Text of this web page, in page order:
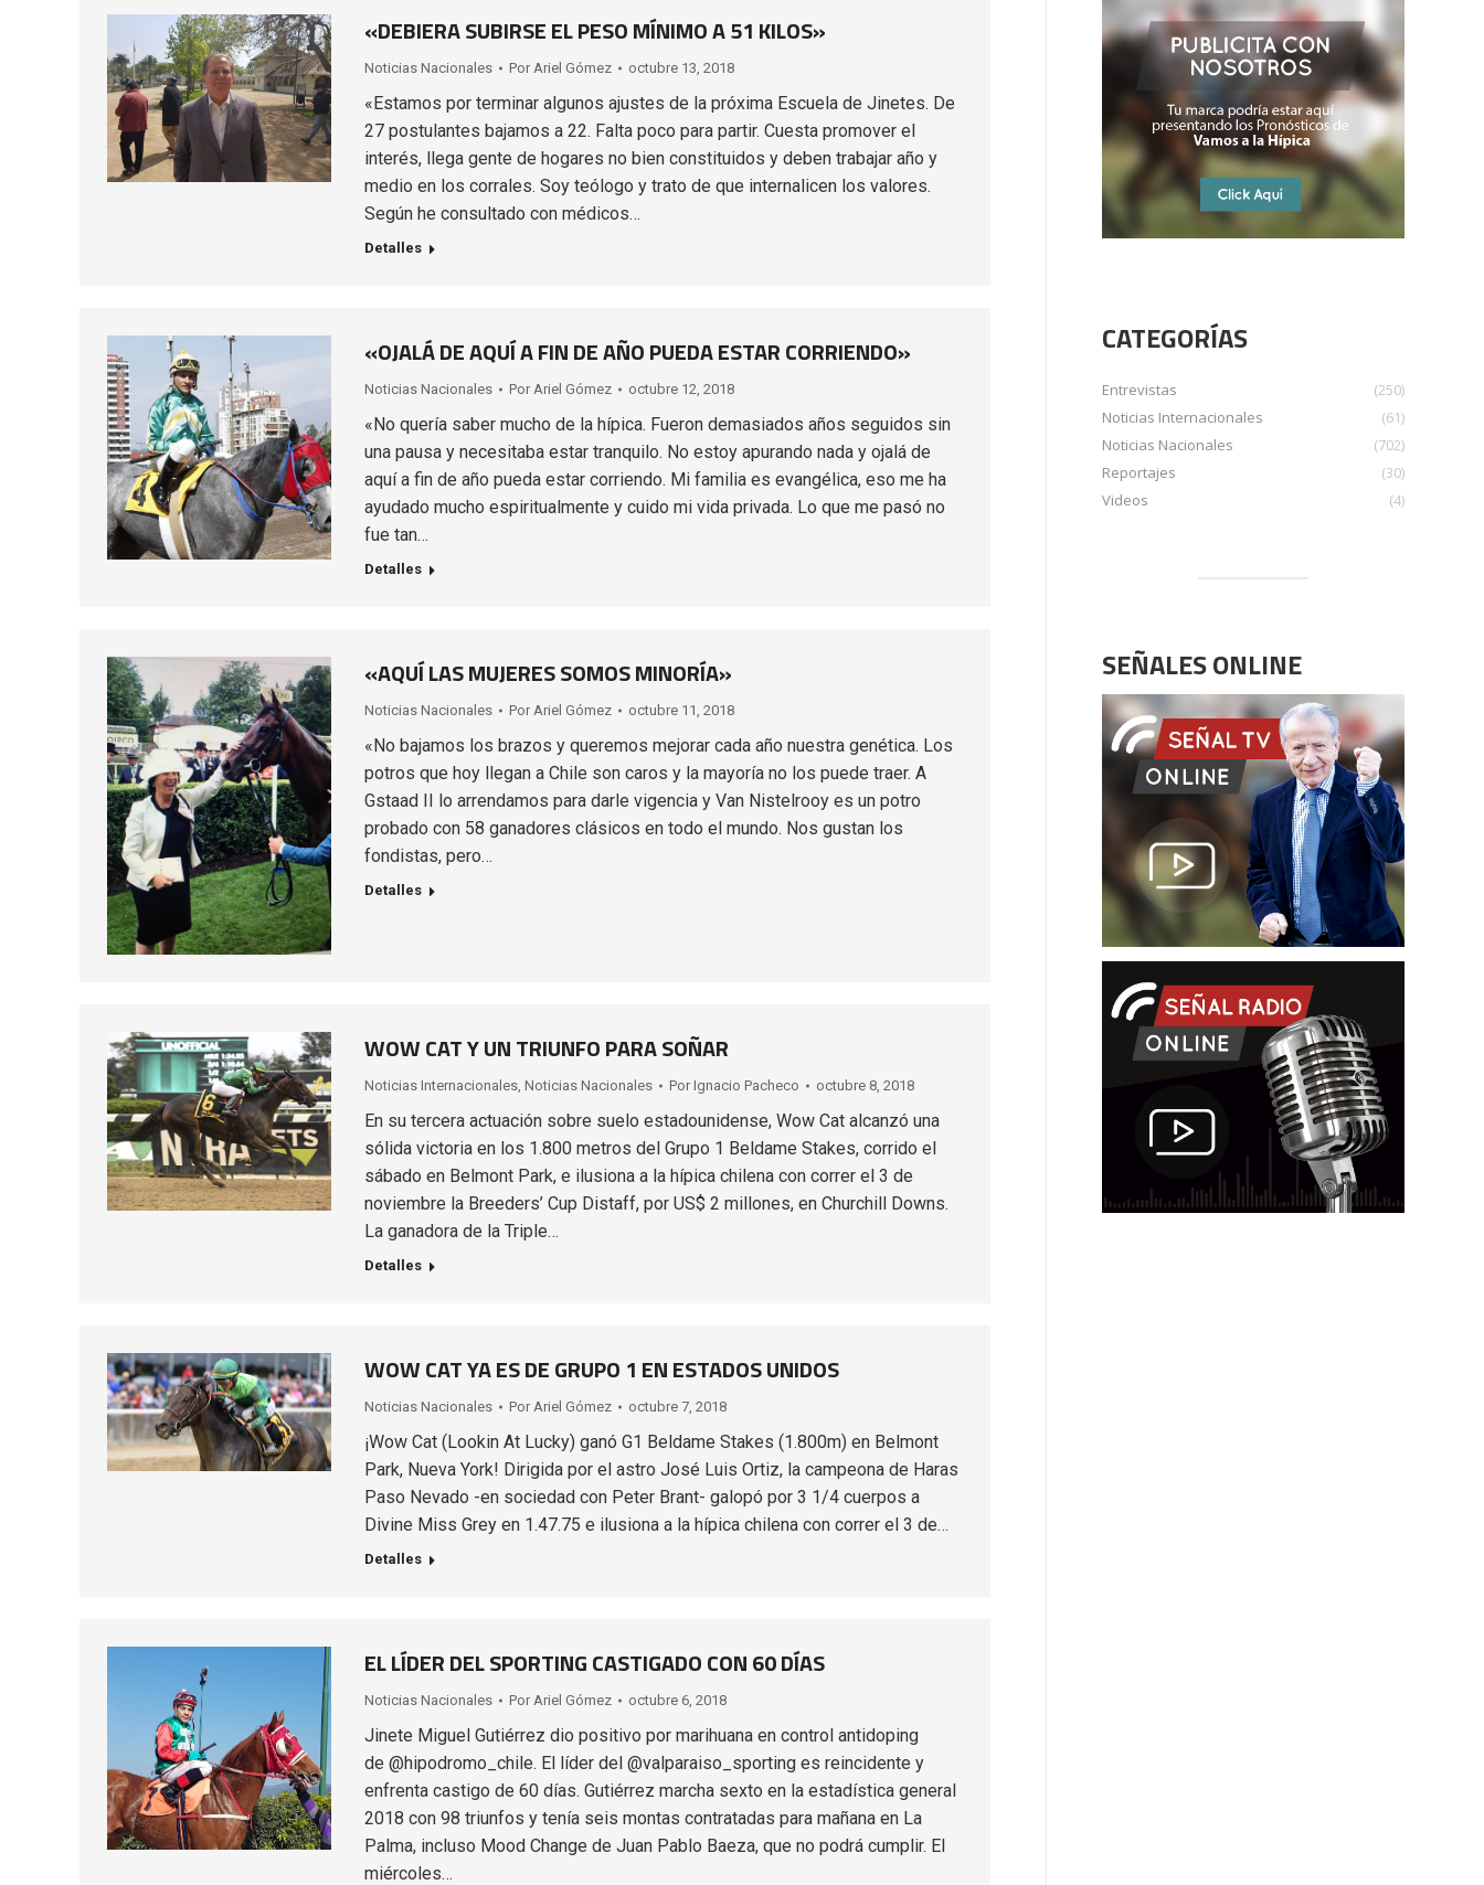
«DEBIERA SUBIRSE EL PESO MÍNIMO A 51 KILOS»
Noticias Nacionales Por Ariel Gómez octubre 13, 2018
«Estamos por terminar algunos ajustes de la próxima Escuela de Jinetes. De
27 postulantes bajamos a 22. Falta poco para partir. Cuesta promover el
interés, llega gente de hogares no bien constituidos y deben trabajar año y
medio en los corrales. Soy teólogo y trato de que internalicen los valores.
Según he consultado con médicos…
Detalles
«OJALÁ DE AQUÍ A FIN DE AÑO PUEDA ESTAR CORRIENDO»
Noticias Nacionales Por Ariel Gómez octubre 12, 2018
«No quería saber mucho de la hípica. Fueron demasiados años seguidos sin
una pausa y necesitaba estar tranquilo. No estoy apurando nada y ojalá de
aquí a fin de año pueda estar corriendo. Mi familia es evangélica, eso me ha
ayudado mucho espiritualmente y cuido mi vida privada. Lo que me pasó no
fue tan…
Detalles
«AQUÍ LAS MUJERES SOMOS MINORÍA»
Noticias Nacionales Por Ariel Gómez octubre 11, 2018
«No bajamos los brazos y queremos mejorar cada año nuestra genética. Los
potros que hoy llegan a Chile son caros y la mayoría no los puede traer. A
Gstaad II lo arrendamos para darle vigencia y Van Nistelrooy es un potro
probado con 58 ganadores clásicos en todo el mundo. Nos gustan los
fondistas, pero…
Detalles
WOW CAT Y UN TRIUNFO PARA SOÑAR
Noticias Internacionales, Noticias Nacionales Por Ignacio Pacheco octubre 8, 2018
En su tercera actuación sobre suelo estadounidense, Wow Cat alcanzó una
sólida victoria en los 1.800 metros del Grupo 1 Beldame Stakes, corrido el
sábado en Belmont Park, e ilusiona a la hípica chilena con correr el 3 de
noviembre la Breeders’ Cup Distaff, por US$ 2 millones, en Churchill Downs.
La ganadora de la Triple…
Detalles
WOW CAT YA ES DE GRUPO 1 EN ESTADOS UNIDOS
Noticias Nacionales Por Ariel Gómez octubre 7, 2018
¡Wow Cat (Lookin At Lucky) ganó G1 Beldame Stakes (1.800m) en Belmont
Park, Nueva York! Dirigida por el astro José Luis Ortiz, la campeona de Haras
Paso Nevado -en sociedad con Peter Brant- galopó por 3 1/4 cuerpos a
Divine Miss Grey en 1.47.75 e ilusiona a la hípica chilena con correr el 3 de…
Detalles
EL LÍDER DEL SPORTING CASTIGADO CON 60 DÍAS
Noticias Nacionales Por Ariel Gómez octubre 6, 2018
Jinete Miguel Gutiérrez dio positivo por marihuana en control antidoping
de @hipodromo_chile. El líder del @valparaiso_sporting es reincidente y
enfrenta castigo de 60 días. Gutiérrez marcha sexto en la estadística general
2018 con 98 triunfos y tenía seis montas contratadas para mañana en La
Palma, incluso Mood Change de Juan Pablo Baeza, que no podrá cumplir. El
miércoles…
CATEGORÍAS
Entrevistas
(250)
Noticias Internacionales
(61)
Noticias Nacionales
(702)
Reportajes
(30)
Videos
(4)
SEÑALES ONLINE